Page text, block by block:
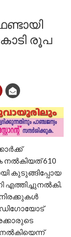
രൂപ
നല്‍കിയത് 610
കുടുങ്ങിപ്പോയ
എത്തിച്ചുനല്‍കി.